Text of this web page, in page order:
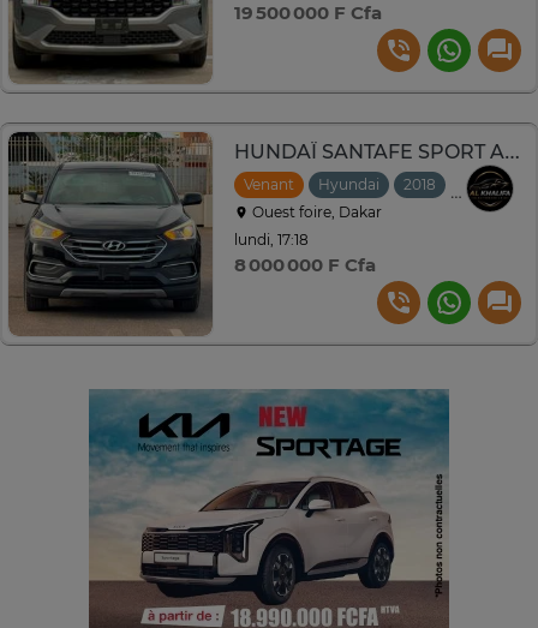
19 500 000 F Cfa
HUNDAÏ SANTAFE SPORT ANNEE 2018
Venant Hyundai 2018
Ouest foire, Dakar
lundi, 17:18
8 000 000 F Cfa